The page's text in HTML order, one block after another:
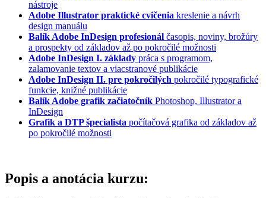
nástroje
Adobe Illustrator praktické cvičenia kreslenie a návrh
design manuálu
Balík Adobe InDesign profesionál časopis, noviny, brožúry
a prospekty od základov až po pokročilé možnosti
Adobe InDesign I. základy práca s programom,
zalamovanie textov a viacstranové publikácie
Adobe InDesign II. pre pokročilých pokročilé typografické
funkcie, knižné publikácie
Balík Adobe grafik začiatočník Photoshop, Illustrator a
InDesign
Grafik a DTP špecialista počítačová grafika od základov až
po pokročilé možnosti
Popis a anotácia kurzu: